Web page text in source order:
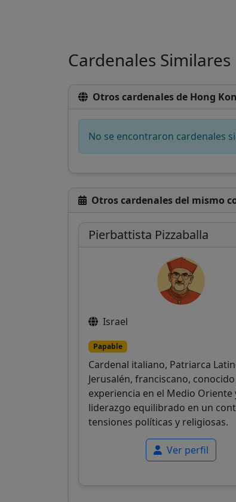
Cardenales Similares
Otros cardenales de Hong
No se encontraron cardenales
Otros cardenales del mismo
Pierbattista Pizzaballa
Israel
Papable
Cardenal italiano, Patriarca
Jerusalén, franciscano,
experiencia en el Medio Oriente
liderazgo equilibrado en un
tensiones políticas y religiosas.
Ver perfil